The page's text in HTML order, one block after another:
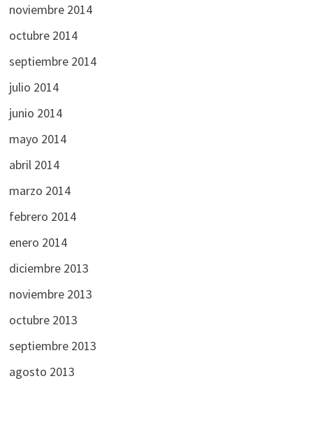
noviembre 2014
octubre 2014
septiembre 2014
julio 2014
junio 2014
mayo 2014
abril 2014
marzo 2014
febrero 2014
enero 2014
diciembre 2013
noviembre 2013
octubre 2013
septiembre 2013
agosto 2013